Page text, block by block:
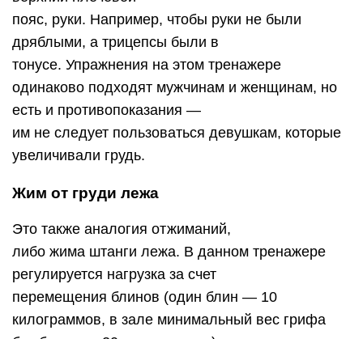
пояс, руки. Например, чтобы руки не были
дряблыми, а трицепсы были в
тонусе. Упражнения на этом тренажере
одинаково подходят мужчинам и женщинам, но
есть и противопоказания —
им не следует пользоваться девушкам, которые
увеличивали грудь.
Жим от груди лежа
Это также аналогия отжиманий,
либо жима штанги лежа. В данном тренажере
регулируется нагрузка за счет
перемещения блинов (один блин — 10
килограммов, в зале минимальный вес грифа